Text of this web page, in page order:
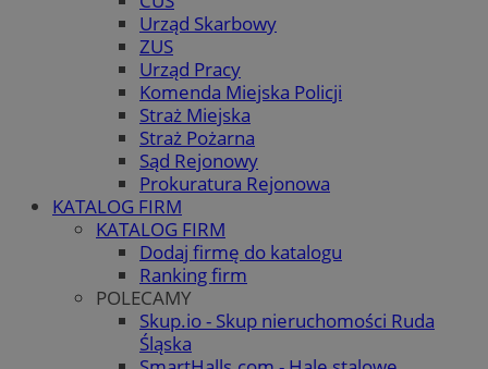
Urząd Skarbowy
ZUS
Urząd Pracy
Komenda Miejska Policji
Straż Miejska
Straż Pożarna
Sąd Rejonowy
Prokuratura Rejonowa
KATALOG FIRM
KATALOG FIRM
Dodaj firmę do katalogu
Ranking firm
POLECAMY
Skup.io - Skup nieruchomości Ruda
Śląska